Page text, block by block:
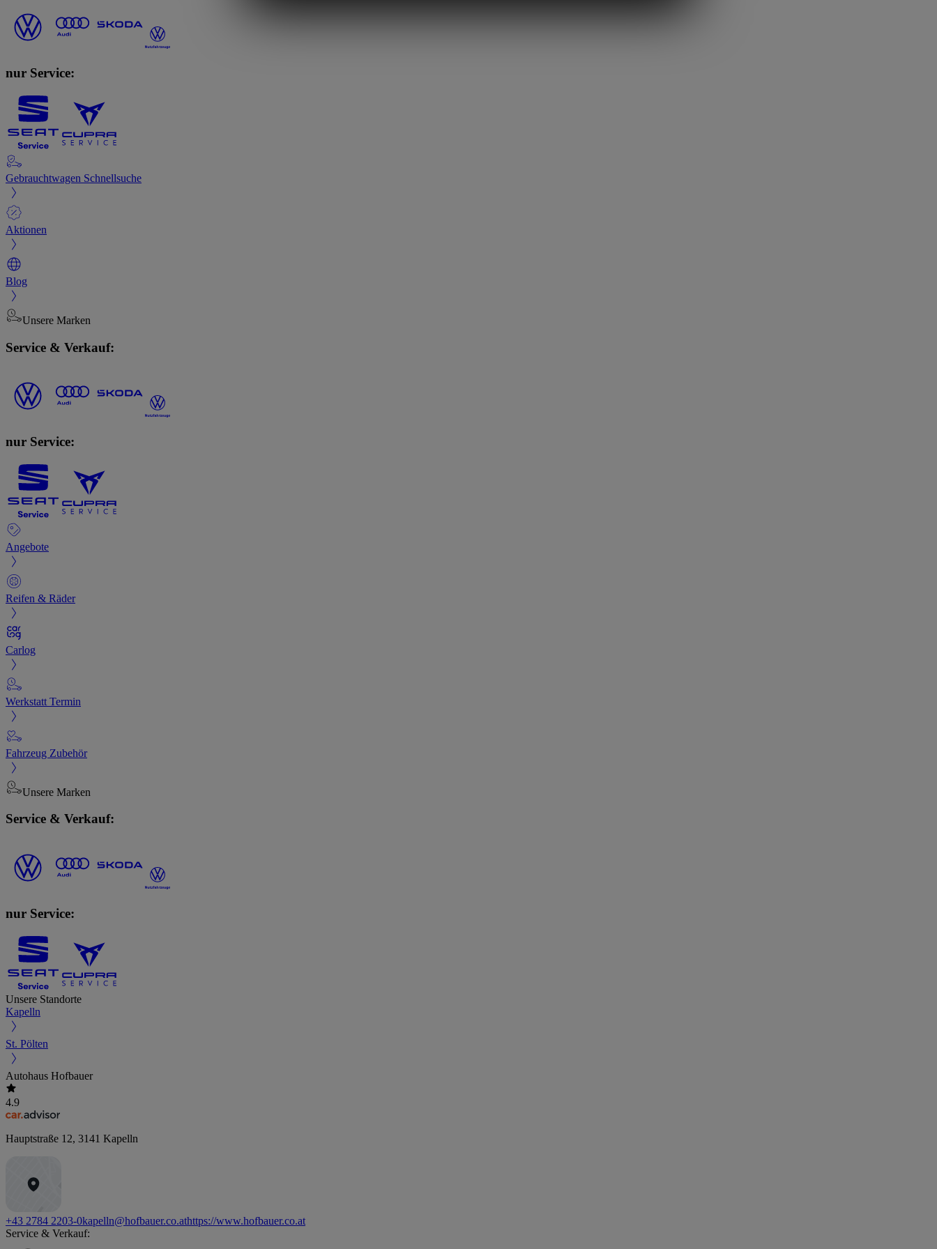
nur Service:
Gebrauchtwagen Schnellsuche
Aktionen
Blog
Unsere Marken
Service & Verkauf:
nur Service:
Angebote
Reifen & Räder
Carlog
Werkstatt Termin
Fahrzeug Zubehör
Unsere Marken
Service & Verkauf:
nur Service:
Unsere Standorte
Kapelln
St. Pölten
Autohaus Hofbauer
4.9
Hauptstraße 12, 3141 Kapelln
+43 2784 2203-0kapelln@hofbauer.co.athttps://www.hofbauer.co.at
Service & Verkauf: